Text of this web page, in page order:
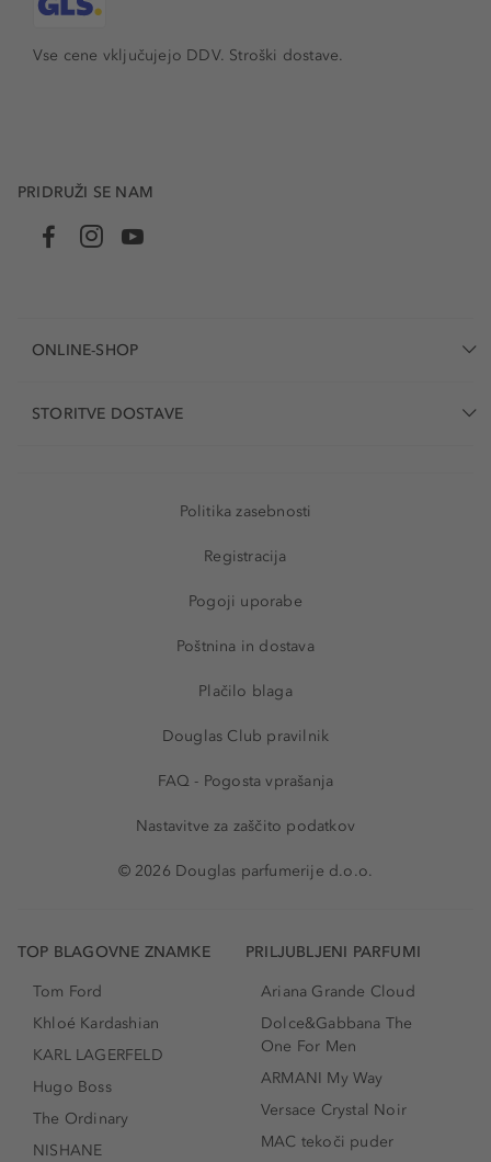
Vse cene vključujejo DDV. Stroški dostave.
PRIDRUŽI SE NAM
ONLINE-SHOP
STORITVE DOSTAVE
Politika zasebnosti
Registracija
Pogoji uporabe
Poštnina in dostava
Plačilo blaga
Douglas Club pravilnik
FAQ - Pogosta vprašanja
Nastavitve za zaščito podatkov
© 2026 Douglas parfumerije d.o.o.
TOP BLAGOVNE ZNAMKE
Tom Ford
Khloé Kardashian
KARL LAGERFELD
Hugo Boss
The Ordinary
NISHANE
PRILJUBLJENI PARFUMI
Ariana Grande Cloud
Dolce&Gabbana The
One For Men
ARMANI My Way
Versace Crystal Noir
MAC tekoči puder